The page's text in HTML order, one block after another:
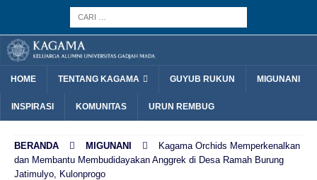
HOME TENTANG KAGAMA GUYUB RUKUN MIGUNANI
INSPIRASI KOMUNITAS URUN REMBUG
BERANDA MIGUNANI
Kagama Orchids Memperkenalkan
dan Membantu Membudidayakan Anggrek di Desa Ramah Burung
Jatimulyo, Kulonprogo